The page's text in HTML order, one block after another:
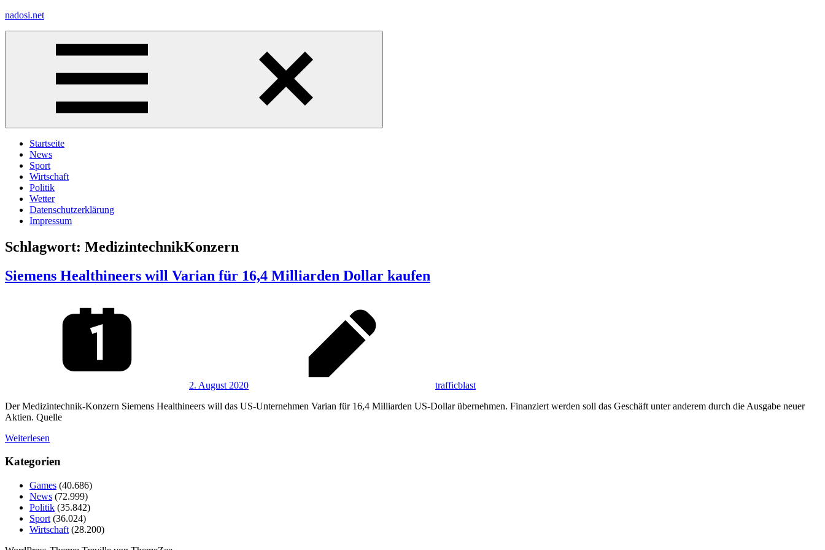
Zum
nadosi.net
Menü
Startseite
News
Sport
Wirtschaft
Politik
Wetter
Datenschutzerklärung
Impressum
Schlagwort: MedizintechnikKonzern
Siemens Healthineers will Varian für 16,4 Milliarden Dollar kaufen
2. August 2020
trafficblast
Der Medizintechnik-Konzern Siemens Healthineers will das US-Unternehmen Varian für 16,4 Milliarden US-Dollar übernehmen. Finanziert werden soll das Geschäft unter anderem durch die Ausgabe neuer
Aktien. Quelle
Weiterlesen
Kategorien
Games (40.686)
News (72.999)
Politik (35.842)
Sport (36.024)
Wirtschaft (28.200)